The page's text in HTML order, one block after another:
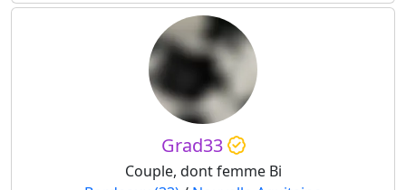
Grad33
Couple, dont femme Bi